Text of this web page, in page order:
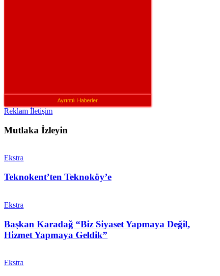
Ayrıntılı Haberler
Reklam İletişim
Mutlaka İzleyin
Ekstra
Teknokent’ten Teknoköy’e
Ekstra
Başkan Karadağ “Biz Siyaset Yapmaya Değil,
Hizmet Yapmaya Geldik”
Ekstra